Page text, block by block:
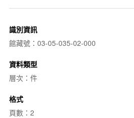
識別資訊
館藏號：03-05-035-02-000
資料類型
層次：件
格式
頁數：2